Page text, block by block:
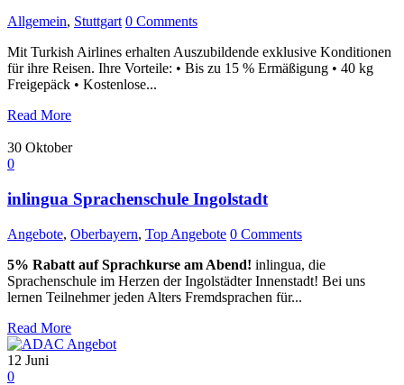
Allgemein, Stuttgart 0 Comments
Mit Turkish Airlines erhalten Auszubildende exklusive Konditionen
für ihre Reisen. Ihre Vorteile: • Bis zu 15 % Ermäßigung • 40 kg
Freigepäck • Kostenlose...
Read More
30 Oktober
0
inlingua Sprachenschule Ingolstadt
Angebote, Oberbayern, Top Angebote 0 Comments
5% Rabatt auf Sprachkurse am Abend! inlingua, die
Sprachenschule im Herzen der Ingolstädter Innenstadt! Bei uns
lernen Teilnehmer jeden Alters Fremdsprachen für...
Read More
12 Juni
0